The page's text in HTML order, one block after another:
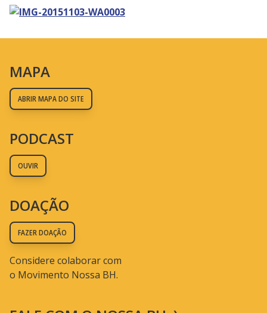
MAPA
ABRIR MAPA DO SITE
PODCAST
OUVIR
DOAÇÃO
FAZER DOAÇÃO
Considere colaborar com
o Movimento Nossa BH.